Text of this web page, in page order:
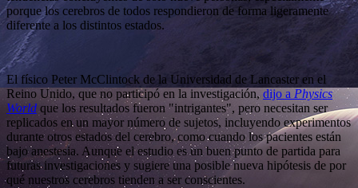
porque los cerebros de todos respondieron de forma ligeramente
diferente a los distintos estados.
El físico Peter McClintock de la Universidad de Lancaster en el
Reino Unido, que no participó en la investigación, dijo a Physics
World que los resultados fueron "intrigantes", pero necesitan ser
replicados en un mayor número de sujetos, incluyendo experimentos
durante otros estados del cerebro, como cuando los pacientes están
bajo anestesia. Aunque el estudio es un buen punto de partida para
futuras investigaciones y sugiere una posible nueva hipótesis de por
qué nuestros cerebros tienden a ser conscientes.